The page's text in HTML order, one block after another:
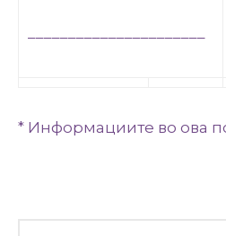
* Информациите во ова